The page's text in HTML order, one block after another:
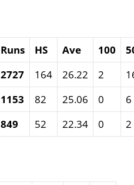
Runs HS Ave 100
2727 164 26.22 2
1153 82 25.06 0
6
849 52 22.34 0 2